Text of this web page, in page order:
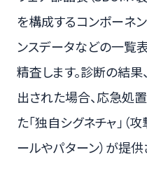
を構成するコンポーネ
ンスデータなどの一覧
精査します。診断の結
出された場合、応急処
た「独自シグネチャ」（
ールやパターン）が提供